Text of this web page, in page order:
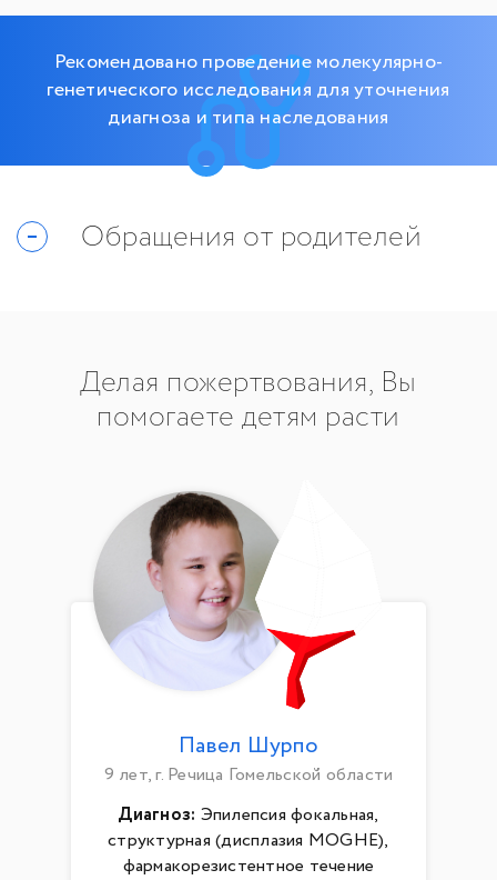
Рекомендовано проведение молекулярно-
генетического исследования для уточнения
диагноза и типа наследования
Обращения от родителей
Делая пожертвования, Вы
помогаете детям расти
Павел Шурпо
9 лет, г. Речица Гомельской области
Диагноз: Эпилепсия фокальная,
структурная (дисплазия MOGHE),
фармакорезистентное течение